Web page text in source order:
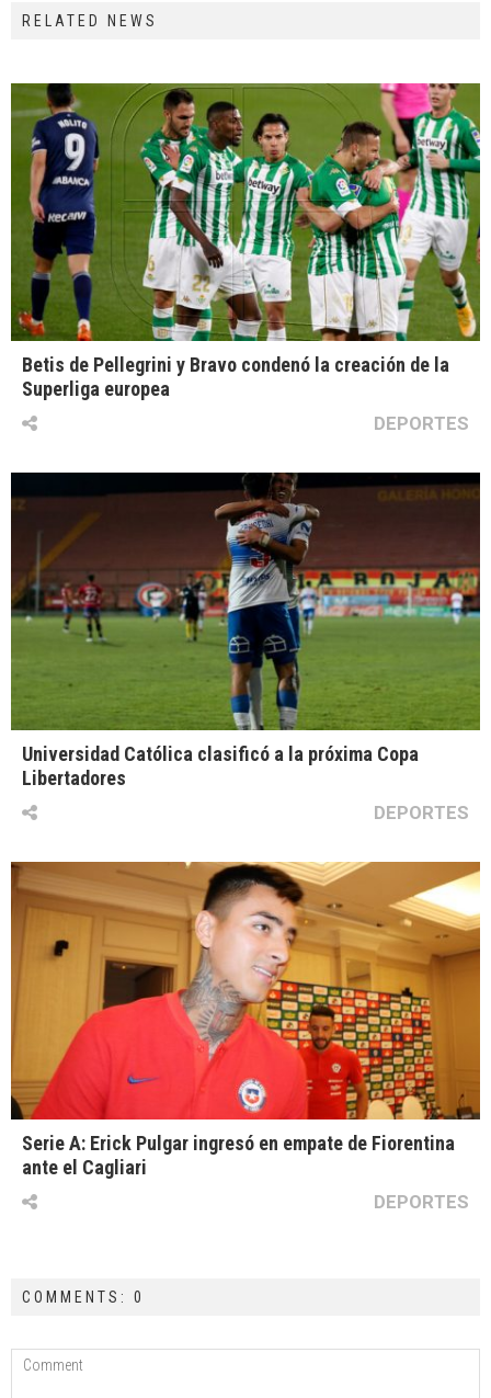
RELATED NEWS
Betis de Pellegrini y Bravo condenó la creación de la
Superliga europea
DEPORTES
Universidad Católica clasificó a la próxima Copa
Libertadores
DEPORTES
Serie A: Erick Pulgar ingresó en empate de Fiorentina
ante el Cagliari
DEPORTES
COMMENTS: 0